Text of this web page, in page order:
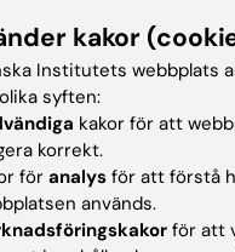
Camilla Malinowsky
Lektor
kakor
Institutets webbplats
syften:
kakor för att
korrekt.
för analys för att förstå
används.
för att